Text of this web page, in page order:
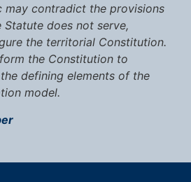
may contradict the provisions
does not serve,
the territorial Constitution.
the Constitution to
defining elements of the
model.